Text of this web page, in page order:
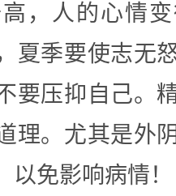
，人的心情变
夏季要使志无
要压抑自己。
理。尤其是外
免影响病情！